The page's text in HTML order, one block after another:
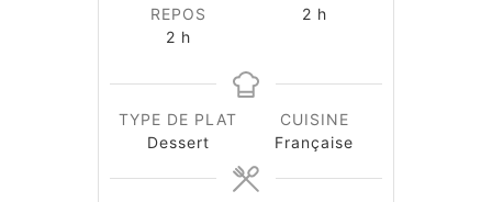
REPOS
2heures
h
2heures
h
TYPE DE PLAT
Dessert
CUISINE
Française